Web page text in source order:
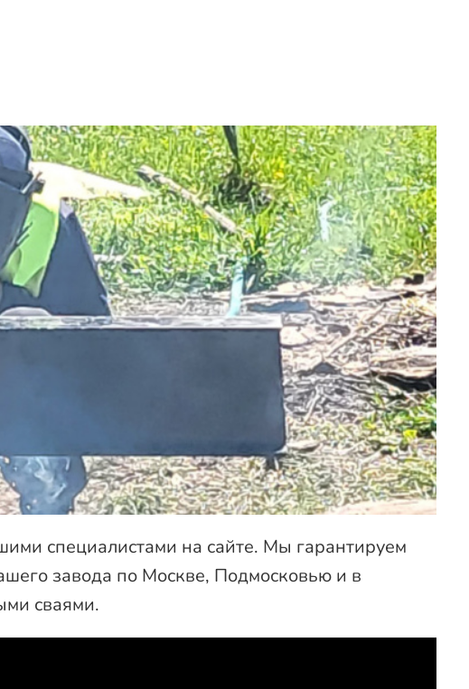
специалистами на сайте. Мы гарантируем
завода по Москве, Подмосковью и в
сваями.